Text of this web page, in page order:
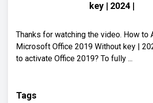
key | 2024 |
Thanks for watching the video. How to
Microsoft Office 2019 Without key |
to activate Office 2019? To fully ...
Tags